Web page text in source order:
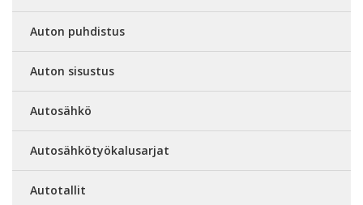
Auton puhdistus
Auton sisustus
Autosähkö
Autosähkötyökalusarjat
Autotallit